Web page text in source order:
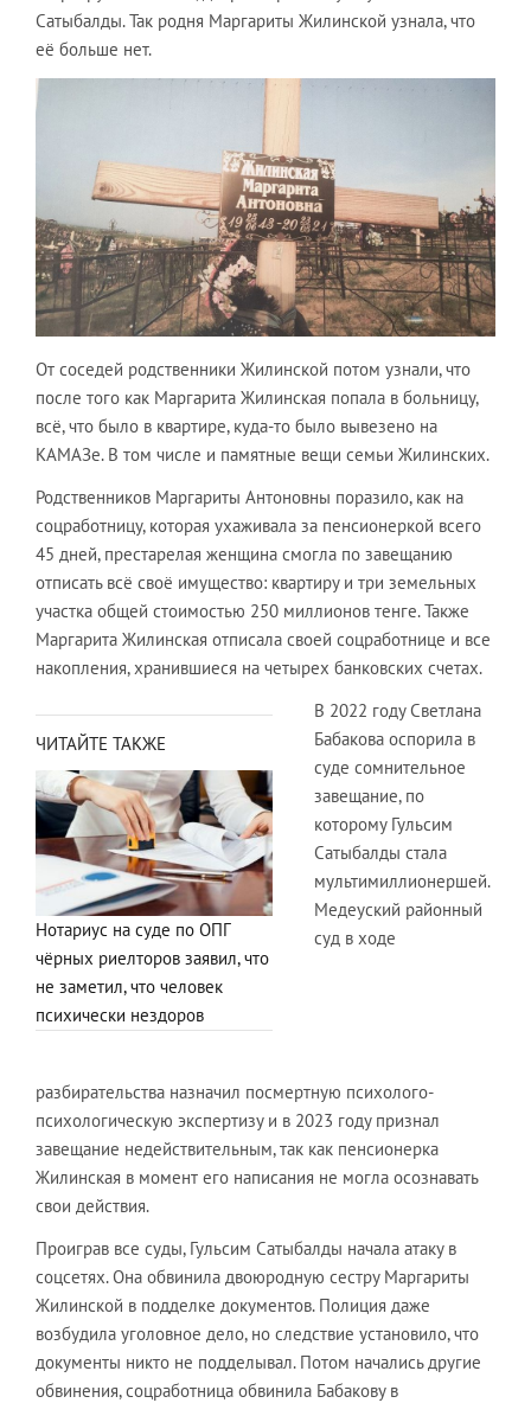
Сатыбалды. Так родня Маргариты Жилинской узнала, что
её больше нет.
От соседей родственники Жилинской потом узнали, что
после того как Маргарита Жилинская попала в больницу,
всё, что было в квартире, куда-то было вывезено на
КАМАЗе. В том числе и памятные вещи семьи Жилинских.
Родственников Маргариты Антоновны поразило, как на
соцработницу, которая ухаживала за пенсионеркой всего
45 дней, престарелая женщина смогла по завещанию
отписать всё своё имущество: квартиру и три земельных
участка общей стоимостью 250 миллионов тенге. Также
Маргарита Жилинская отписала своей соцработнице и все
накопления, хранившиеся на четырех банковских счетах.
ЧИТАЙТЕ ТАКЖЕ
Нотариус на суде по ОПГ
чёрных риелторов заявил, что
не заметил, что человек
психически нездоров
В 2022 году Светлана
Бабакова оспорила в
суде сомнительное
завещание, по
которому Гульсим
Сатыбалды стала
мультимиллионершей.
Медеуский районный
суд в ходе
разбирательства назначил посмертную психолого-
психологическую экспертизу и в 2023 году признал
завещание недействительным, так как пенсионерка
Жилинская в момент его написания не могла осознавать
свои действия.
Проиграв все суды, Гульсим Сатыбалды начала атаку в
соцсетях. Она обвинила двоюродную сестру Маргариты
Жилинской в подделке документов. Полиция даже
возбудила уголовное дело, но следствие установило, что
документы никто не подделывал. Потом начались другие
обвинения, соцработница обвинила Бабакову в